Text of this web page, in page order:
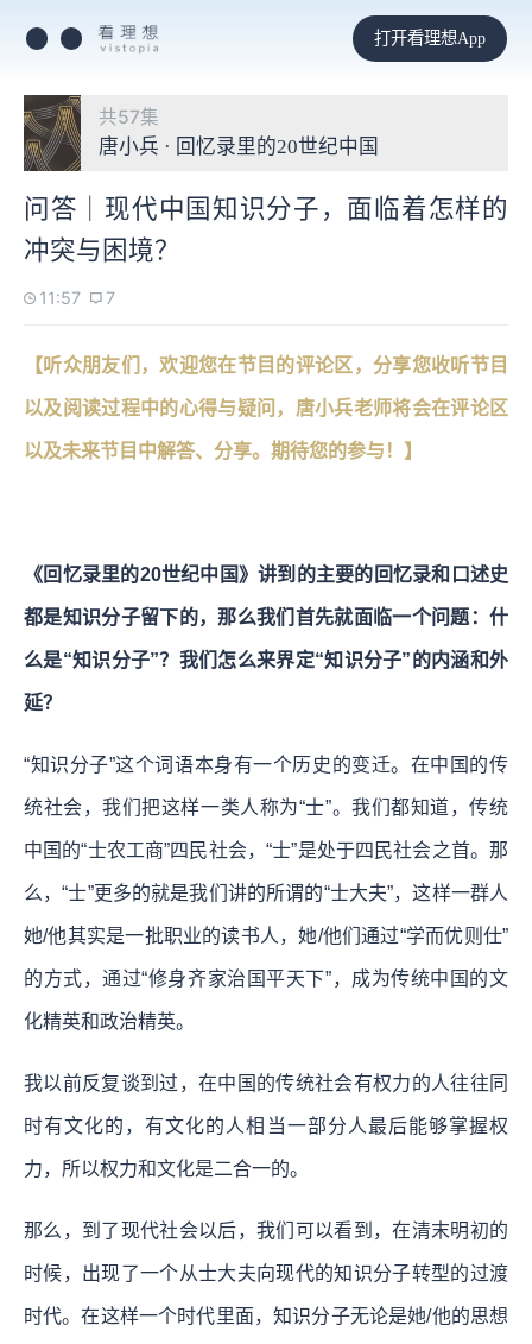
打开看理想App
共57集
唐小兵 · 回忆录里的20世纪中国
问答｜现代中国知识分子，面临着怎样的
冲突与困境？
11:57 7
【听众朋友们，欢迎您在节目的评论区，分享您收听节目
以及阅读过程中的心得与疑问，唐小兵老师将会在评论区
以及未来节目中解答、分享。期待您的参与！】
《回忆录里的20世纪中国》讲到的主要的回忆录和口述史
都是知识分子留下的，那么我们首先就面临一个问题：什
么是“知识分子”？我们怎么来界定“知识分子”的内涵和外
延？
“知识分子”这个词语本身有一个历史的变迁。在中国的传
统社会，我们把这样一类人称为“士”。我们都知道，传统
中国的“士农工商”四民社会，“士”是处于四民社会之首。那
么，“士”更多的就是我们讲的所谓的“士大夫”，这样一群人
她/他其实是一批职业的读书人，她/他们通过“学而优则仕”
的方式，通过“修身齐家治国平天下”，成为传统中国的文
化精英和政治精英。
我以前反复谈到过，在中国的传统社会有权力的人往往同
时有文化的，有文化的人相当一部分人最后能够掌握权
力，所以权力和文化是二合一的。
那么，到了现代社会以后，我们可以看到，在清末明初的
时候，出现了一个从士大夫向现代的知识分子转型的过渡
时代。在这样一个时代里面，知识分子无论是她/他的思想